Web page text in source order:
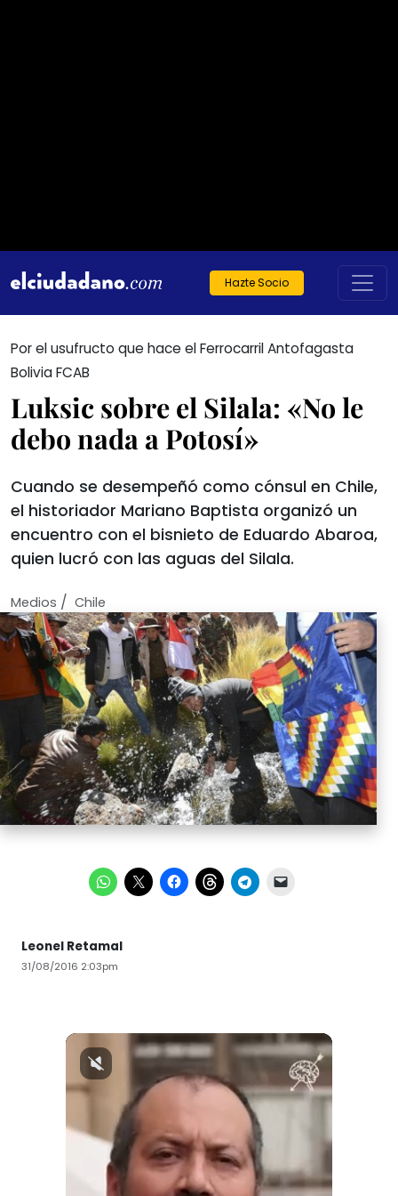
Hazte Socio
Por el usufructo que hace el Ferrocarril Antofagasta
Bolivia FCAB
Luksic sobre el Silala: «No le
debo nada a Potosí»
Cuando se desempeñó como cónsul en Chile,
el historiador Mariano Baptista organizó un
encuentro con el bisnieto de Eduardo Abaroa,
quien lucró con las aguas del Silala.
Medios / Chile
Leonel Retamal
31/08/2016 2:03pm